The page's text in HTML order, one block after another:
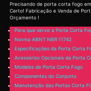
Precisando de porta corta fogo
Certo! Fabricação e Venda de
Orçamento !
Para que serve a Porta Corta
Norma ABNT NBR 11742
Especificações da Porta Corta
Acessórios Opcionais da Porta
Modelos de Porta Corta Fogo
Componentes do Conjunto
Manutenção das Portas Corta